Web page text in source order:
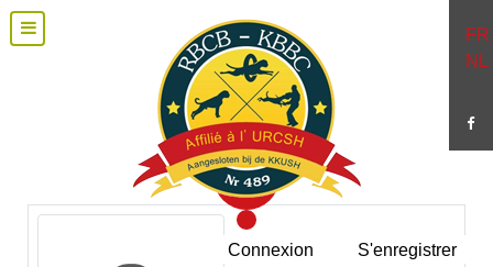
FR
NL
Connexion S'enregistrer